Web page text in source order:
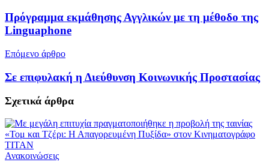
Πρόγραμμα εκμάθησης Αγγλικών με τη μέθοδο της
Linguaphone
Επόμενο άρθρο
Σε επιφυλακή η Διεύθυνση Κοινωνικής Προστασίας
Σχετικά άρθρα
Ανακοινώσεις